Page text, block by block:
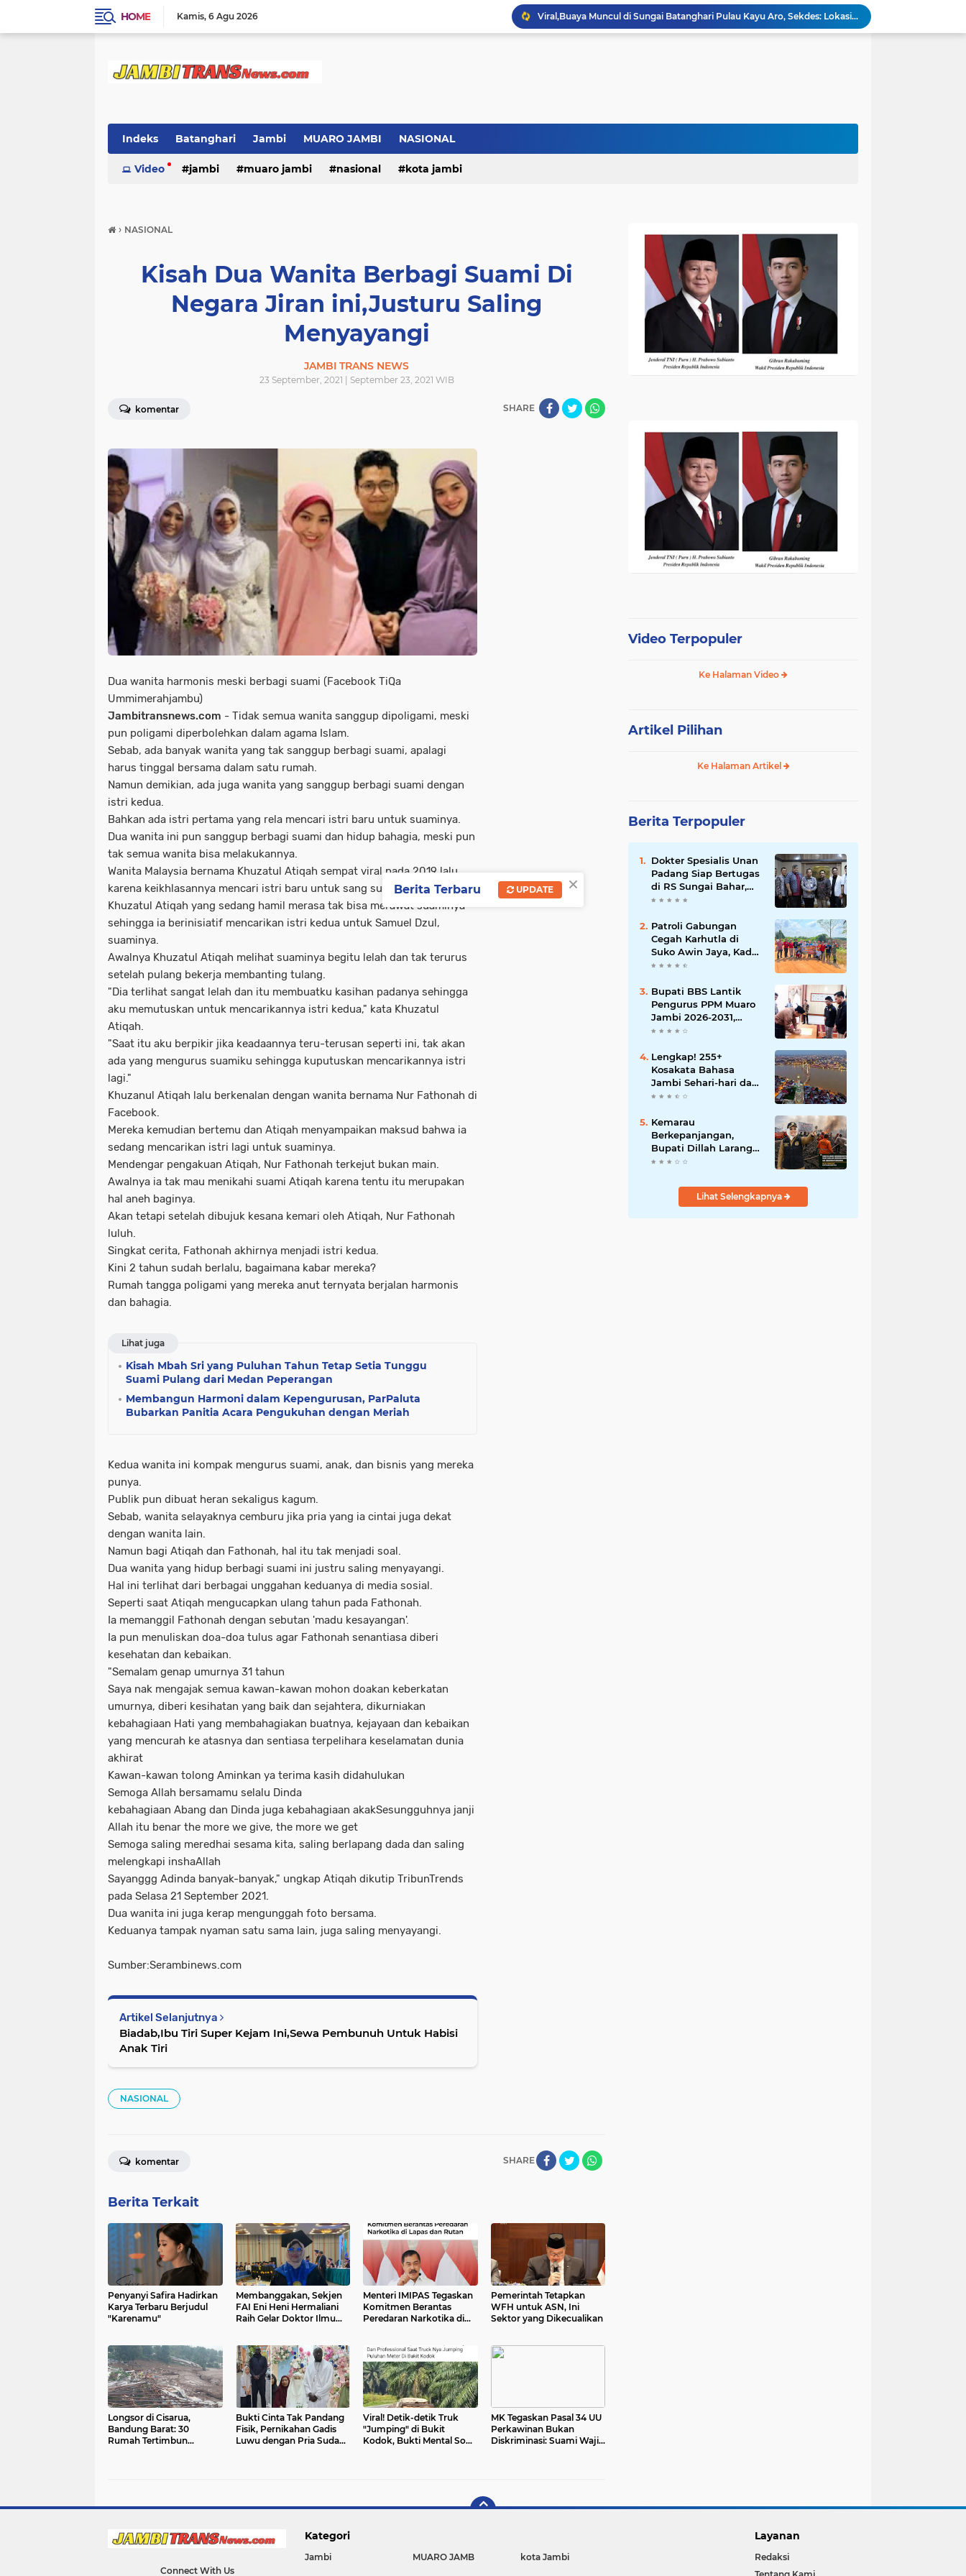
HOME Kamis 6 Agu 2026
Viral,Buaya Muncul di Sungai Batanghari Pulau Kayu Aro, Sekdes: Lokasi di RT 07`
26 Menit Tuntas! Damkar Sungai Bahar Evakuasi Ular di Halaman Rumah Warga
Indeks Batanghari Jambi MUARO JAMBI NASIONAL
Video jambi muaro jambi nasional kota jambi
› NASIONAL
Kisah Dua Wanita Berbagi Suami Di
Negara Jiran ini,Justuru Saling
Menyayangi
JAMBI TRANS NEWS
23 September, 2021 | September 23, 2021 WIB
komentar SHARE
Dua wanita harmonis meski berbagi suami (Facebook TiQa
Ummimerahjambu)
Jambitransnews.com - Tidak semua wanita sanggup dipoligami, meski
pun poligami diperbolehkan dalam agama Islam.
Sebab, ada banyak wanita yang tak sanggup berbagi suami, apalagi
harus tinggal bersama dalam satu rumah.
Namun demikian, ada juga wanita yang sanggup berbagi suami dengan
istri kedua.
Bahkan ada istri pertama yang rela mencari istri baru untuk suaminya.
Dua wanita ini pun sanggup berbagi suami dan hidup bahagia, meski pun
tak semua wanita bisa melakukannya.
Wanita Malaysia bernama Khuzatul Atiqah sempat viral pada 2019 lalu
karena keikhlasannya mencari istri baru untuk sang suami.
Khuzatul Atiqah yang sedang hamil merasa tak bisa merawat suaminya
sehingga ia berinisiatif mencarikan istri kedua untuk Samuel Dzul,
suaminya.
Awalnya Khuzatul Atiqah melihat suaminya begitu lelah dan tak terurus
setelah pulang bekerja membanting tulang.
"Dia terlihat sangat lelah dan itu membuatku kasihan padanya sehingga
aku memutuskan untuk mencarikannya istri kedua," kata Khuzatul
Atiqah.
"Saat itu aku berpikir jika keadaannya teru-terusan seperti ini, tak akan
ada yang mengurus suamiku sehingga kuputuskan mencarikannya istri
lagi."
Khuzanul Atiqah lalu berkenalan dengan wanita bernama Nur Fathonah di
Facebook.
Mereka kemudian bertemu dan Atiqah menyampaikan maksud bahwa ia
sedang mencarikan istri lagi untuk suaminya.
Mendengar pengakuan Atiqah, Nur Fathonah terkejut bukan main.
Awalnya ia tak mau menikahi suami Atiqah karena tentu itu merupakan
hal aneh baginya.
Akan tetapi setelah dibujuk kesana kemari oleh Atiqah, Nur Fathonah
luluh.
Singkat cerita, Fathonah akhirnya menjadi istri kedua.
Kini 2 tahun sudah berlalu, bagaimana kabar mereka?
Rumah tangga poligami yang mereka anut ternyata berjalan harmonis
dan bahagia.
Lihat juga
Kisah Mbah Sri yang Puluhan Tahun Tetap Setia Tunggu
Suami Pulang dari Medan Peperangan
Membangun Harmoni dalam Kepengurusan, ParPaluta
Bubarkan Panitia Acara Pengukuhan dengan Meriah
Kedua wanita ini kompak mengurus suami, anak, dan bisnis yang mereka
punya.
Publik pun dibuat heran sekaligus kagum.
Sebab, wanita selayaknya cemburu jika pria yang ia cintai juga dekat
dengan wanita lain.
Namun bagi Atiqah dan Fathonah, hal itu tak menjadi soal.
Dua wanita yang hidup berbagi suami ini justru saling menyayangi.
Hal ini terlihat dari berbagai unggahan keduanya di media sosial.
Seperti saat Atiqah mengucapkan ulang tahun pada Fathonah.
Ia memanggil Fathonah dengan sebutan 'madu kesayangan'.
Ia pun menuliskan doa-doa tulus agar Fathonah senantiasa diberi
kesehatan dan kebaikan.
"Semalam genap umurnya 31 tahun
Saya nak mengajak semua kawan-kawan mohon doakan keberkatan
umurnya, diberi kesihatan yang baik dan sejahtera, dikurniakan
kebahagiaan Hati yang membahagiakan buatnya, kejayaan dan kebaikan
yang mencurah ke atasnya dan sentiasa terpelihara keselamatan dunia
akhirat
Kawan-kawan tolong Aminkan ya terima kasih didahulukan
Semoga Allah bersamamu selalu Dinda
kebahagiaan Abang dan Dinda juga kebahagiaan akakSesungguhnya janji
Allah itu benar the more we give, the more we get
Semoga saling meredhai sesama kita, saling berlapang dada dan saling
melengkapi inshaAllah
Sayanggg Adinda banyak-banyak," ungkap Atiqah dikutip TribunTrends
pada Selasa 21 September 2021.
Dua wanita ini juga kerap mengunggah foto bersama.
Keduanya tampak nyaman satu sama lain, juga saling menyayangi.
Sumber:Serambinews.com
Artikel Selanjutnya
Biadab,Ibu Tiri Super Kejam Ini,Sewa Pembunuh Untuk Habisi
Anak Tiri
NASIONAL
SHARE
komentar
Berita Terkait
Penyanyi Safira Hadirkan
Karya Terbaru Berjudul
"Karenamu"
Membanggakan, Sekjen
FAI Eni Heni Hermaliani
Raih Gelar Doktor Ilmu
Menteri IMIPAS Tegaskan
Komitmen Berantas
Peredaran Narkotika di
Pemerintah Tetapkan
WFH untuk ASN, Ini
Sektor yang Dikecualikan
Longsor di Cisarua,
Bandung Barat: 30
Rumah Tertimbun
Bukti Cinta Tak Pandang
Fisik, Pernikahan Gadis
Luwu dengan Pria Sudan
Viral! Detik-detik Truk
"Jumping" di Bukit
Kodok, Bukti Mental Sopir
MK Tegaskan Pasal 34 UU
Perkawinan Bukan
Diskriminasi: Suami Wajib
Video Terpopuler
Ke Halaman Video
Artikel Pilihan
Ke Halaman Artikel
Berita Terpopuler
Dokter Spesialis Unan
Padang Siap Bertugas
di RS Sungai Bahar,
Bupati BBS Apresiasi`
Patroli Gabungan
Cegah Karhutla di
Suko Awin Jaya, Kades
Idawati Gandeng PT
Bupati BBS Lantik
Pengurus PPM Muaro
Jambi 2026-2031,
Dorong Pemuda Jadi
Lengkap! 255+
Kosakata Bahasa
Jambi Sehari-hari dan
Artinya
Kemarau
Berkepanjangan,
Bupati Dillah Larang
Camat Tinggalkan
Hadapi Karhutla dan
KebakaranLihat Selengkapnya
Connect With Us
Kategori
Jambi MUARO JAMB kota Jambi
Layanan
Redaksi
×
Berita Terbaru UPDATE